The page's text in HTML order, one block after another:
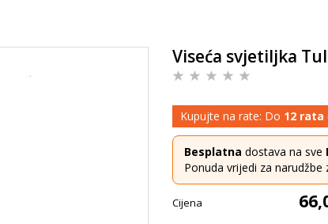
Viseća svjetiljka
Kupujte na rate: Do 12 rata
Besplatna dostava na sve
Ponuda vrijedi za narudžbe
Cijena